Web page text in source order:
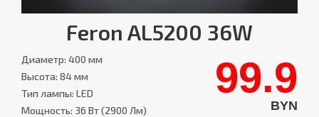
Feron AL5200 36W
Диаметр: 400 мм 99.9
BYN
Высота: 84 мм
Тип лампы: LED
Мощность: 36 Вт (2900 Лм)